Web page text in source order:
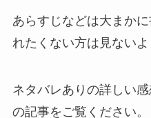
あらすじなどは大まか
れたくない方は見ないよ
ネタバレありの詳しい
の記事をご覧ください。